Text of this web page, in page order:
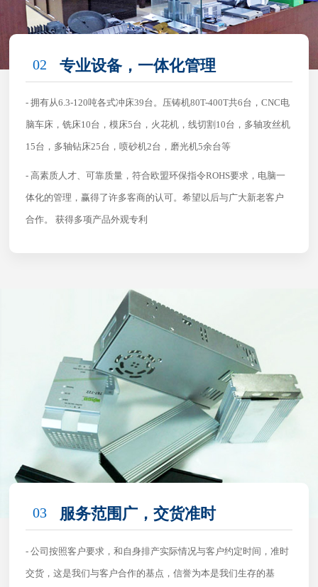
02 专业设备，一体化管理
- 拥有从6.3-120吨各式冲床39台。压铸机80T-400T共6台，CNC电
脑车床，铣床10台，模床5台，火花机，线切割10台，多轴攻丝机
15台，多轴钻床25台，喷砂机2台，磨光机5余台等
- 高素质人才、可靠质量，符合欧盟环保指令ROHS要求，电脑一
体化的管理，赢得了许多客商的认可。希望以后与广大新老客户
合作。 获得多项产品外观专利
03 服务范围广，交货准时
- 公司按照客户要求，和自身排产实际情况与客户约定时间，准时
交货，这是我们与客户合作的基点，信誉为本是我们生存的基